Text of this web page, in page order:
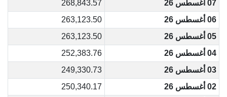
07 أغسطس 26
268,843.57
06 أغسطس 26
263,123.50
05 أغسطس 26
263,123.50
04 أغسطس 26
252,383.76
03 أغسطس 26
249,330.73
02 أغسطس 26
250,340.17